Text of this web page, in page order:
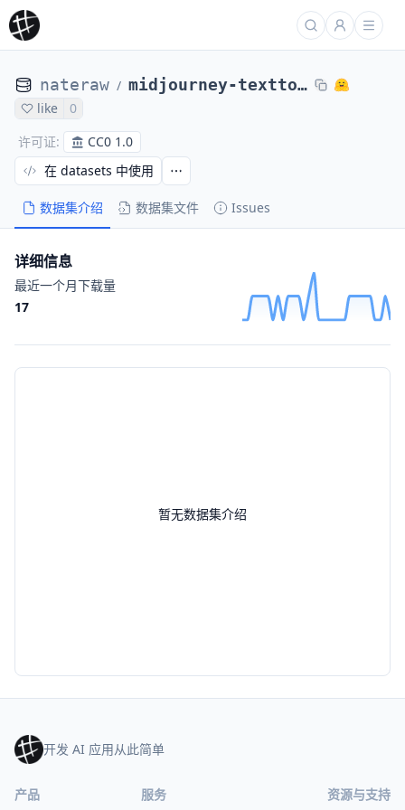
nateraw / midjourney-texttoimage-new
like
0
许可证: CC0 1.0
数据集介绍 数据集文件 Issues
在 datasets 中使用
暂无数据集介绍
详细信息
最近一个月下载量
17
开发 AI 应用从此简单
产品 服务 资源与支持